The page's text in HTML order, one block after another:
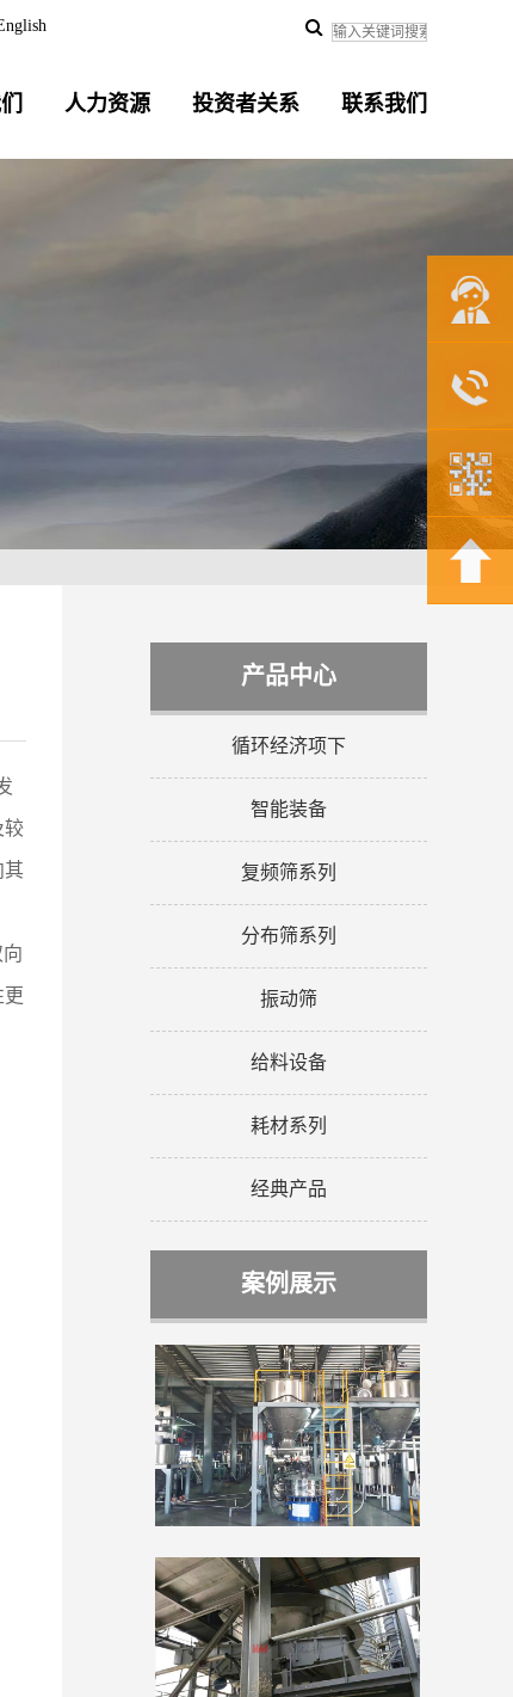
人力资源 投资者关系 联系我们
较
其
产品中心
循环经济项下
智能装备
复频筛系列
分布筛系列
振动筛
给料设备
耗材系列
经典产品
案例展示
联系我们